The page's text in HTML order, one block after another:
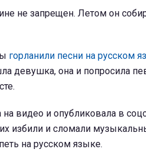
не запрещен. Летом он
горланили песни на русском
девушка, она и попросила
видео и опубликовала в
избили и сломали
на русском языке.